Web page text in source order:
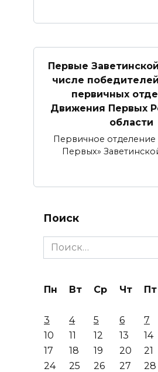
Первые
числе
первичных
Движения Первых
области
Первичное
Первых»
Поиск
Search
for:
Пн Вт Ср Чт Пт
3
4 5 6 7
10
11 12 13 14
17
18 19 20 21
24
25 26 27 28